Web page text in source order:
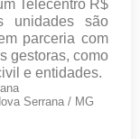
Telecentro R$
unidades são
parceria com
gestoras, como
e entidades.
Serrana / MG